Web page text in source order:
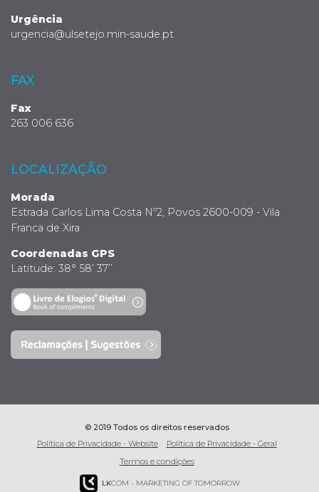
Urgência
urgencia@ulsetejo.min-saude.pt
FAX
Fax
263 006 636
LOCALIZAÇÃO
Morada
Estrada Carlos Lima Costa Nº2, Povos 2600-009 - Vila
Franca de Xira
Coordenadas GPS
Latitude: 38° 58’ 37’’
© 2019 Todos os direitos reservados
Política de Privacidade - Website
Política de Privacidade - Geral
Termos e condições
LKCOM - MARKETING OF TOMORROW